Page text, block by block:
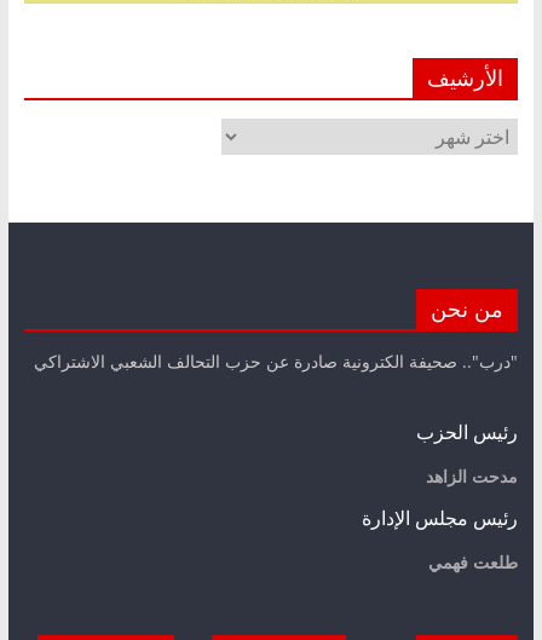
الأرشيف
الأرشيف
من نحن
"درب".. صحيفة الكترونية صادرة عن حزب التحالف الشعبي الاشتراكي
رئيس الحزب
مدحت الزاهد
رئيس مجلس الإدارة
طلعت فهمي